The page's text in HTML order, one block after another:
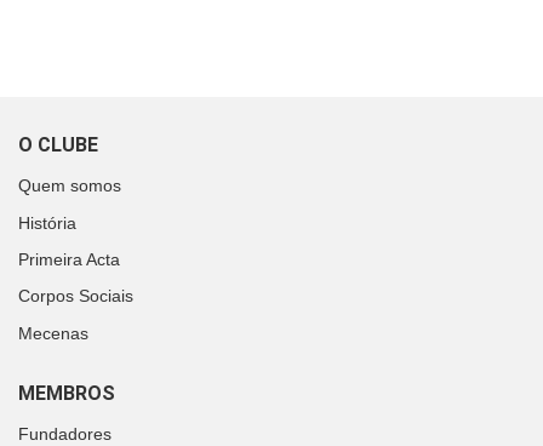
O CLUBE
Quem somos
História
Primeira Acta
Corpos Sociais
Mecenas
MEMBROS
Fundadores